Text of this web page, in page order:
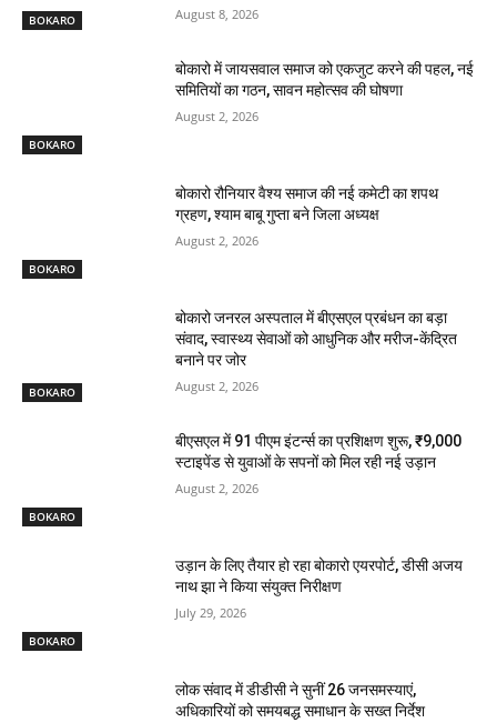
BOKARO August 8, 2026
BOKARO
बोकारो में जायसवाल समाज को एकजुट करने की पहल, नई
समितियों का गठन, सावन महोत्सव की घोषणा
August 2, 2026
BOKARO
बोकारो रौनियार वैश्य समाज की नई कमेटी का शपथ
ग्रहण, श्याम बाबू गुप्ता बने जिला अध्यक्ष
August 2, 2026
BOKARO
बोकारो जनरल अस्पताल में बीएसएल प्रबंधन का बड़ा
संवाद, स्वास्थ्य सेवाओं को आधुनिक और मरीज-केंद्रित
बनाने पर जोर
August 2, 2026
BOKARO
बीएसएल में 91 पीएम इंटर्न्स का प्रशिक्षण शुरू, ₹9,000
स्टाइपेंड से युवाओं के सपनों को मिल रही नई उड़ान
August 2, 2026
BOKARO
उड़ान के लिए तैयार हो रहा बोकारो एयरपोर्ट, डीसी अजय
नाथ झा ने किया संयुक्त निरीक्षण
July 29, 2026
लोक संवाद में डीडीसी ने सुनीं 26 जनसमस्याएं,
अधिकारियों को समयबद्ध समाधान के सख्त निर्देश